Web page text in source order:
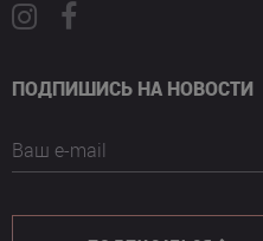
ПОДПИШИСЬ НА НОВОСТИ
Ваш e-mail